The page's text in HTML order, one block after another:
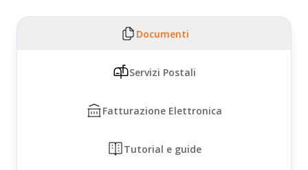
Documenti
Servizi Postali
Fatturazione Elettronica
Tutorial e guide